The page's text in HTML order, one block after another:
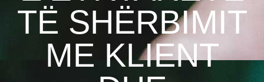
TË SHËRBIMIT
ME KLIENT